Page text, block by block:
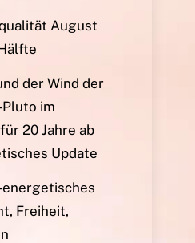
August
der Wind der
im
20 Jahre ab
Update
Freiheit,